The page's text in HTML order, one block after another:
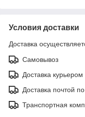
Условия доставки
Доставка
Самовывоз
Доставка
Доставка почтой
Транспортная